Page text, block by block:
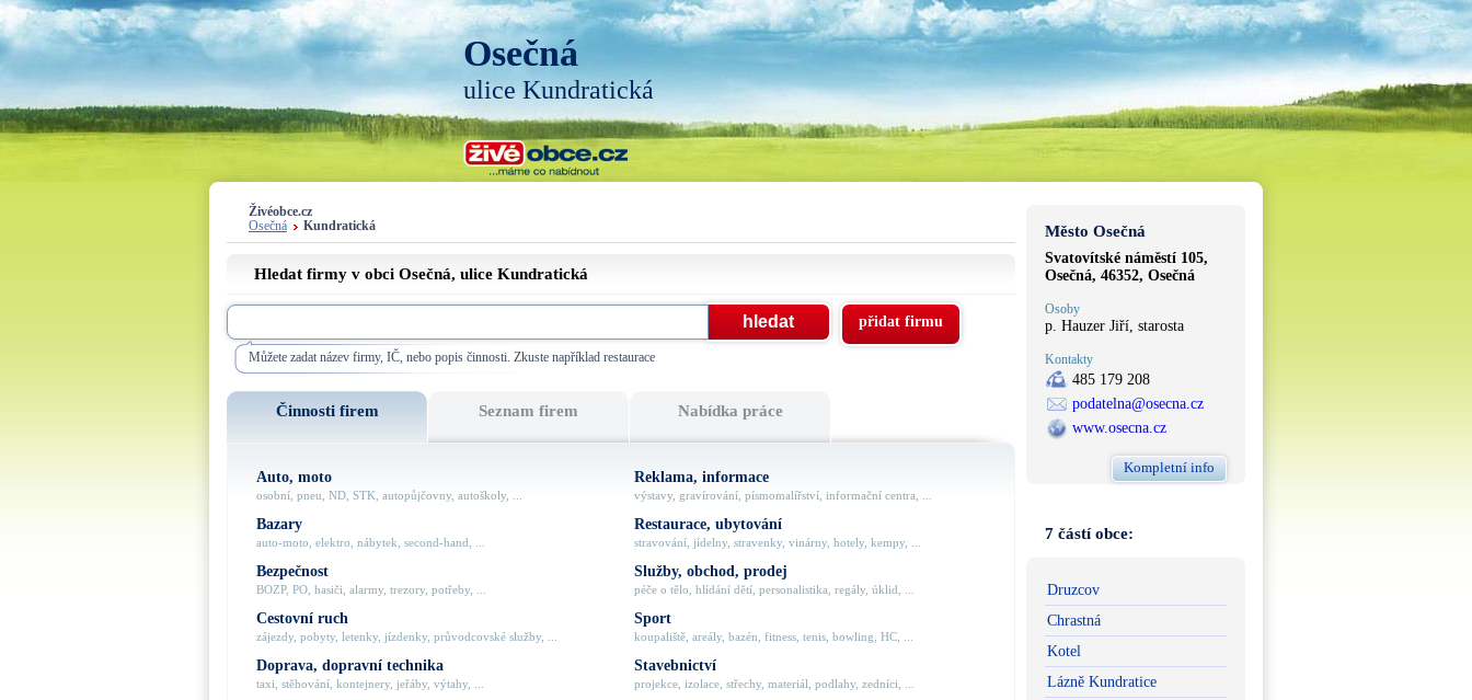
Osečná
ulice Kundratická
Živéobce.cz
Osečná
Kundratická
Hledat firmy v obci Osečná, ulice Kundratická
Můžete zadat název firmy, IČ, nebo popis činnosti. Zkuste například restaurace
přidat firmu
Činnosti firem Seznam firem Nabídka práce
Auto, moto
osobní, pneu, ND, STK, autopůjčovny, autoškoly, ...
Bazary
auto-moto, elektro, nábytek, second-hand, ...
Bezpečnost
BOZP, PO, hasiči, alarmy, trezory, potřeby, ...
Cestovní ruch
zájezdy, pobyty, letenky, jízdenky, průvodcovské služby, ...
Doprava, dopravní technika
taxi, stěhování, kontejnery, jeřáby, výtahy, ...
Reklama, informace
výstavy, gravírování, písmomalířství, informační centra, ...
Restaurace, ubytování
stravování, jídelny, stravenky, vinárny, hotely, kempy, ...
Služby, obchod, prodej
péče o tělo, hlídání dětí, personalistika, regály, úklid, ...
Sport
koupaliště, areály, bazén, fitness, tenis, bowling, HC, ...
Stavebnictví
projekce, izolace, střechy, materiál, podlahy, zedníci, ...
Město Osečná
Svatovítské náměstí 105,
Osečná, 46352, Osečná
Osoby
p. Hauzer Jiří, starosta
Kontakty
485 179 208
podatelna@osecna.cz
www.osecna.cz
Kompletní info
7 částí obce:
Druzcov
Chrastná
Kotel
Lázně Kundratice